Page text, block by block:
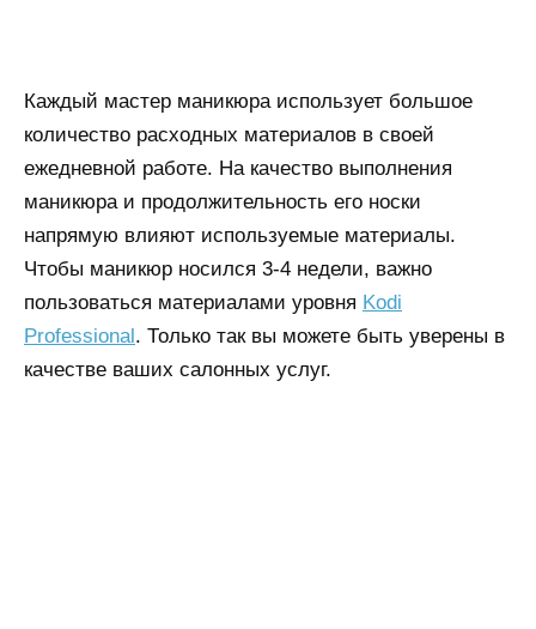
Каждый мастер маникюра использует большое
количество расходных материалов в своей
ежедневной работе. На качество выполнения
маникюра и продолжительность его носки
напрямую влияют используемые материалы.
Чтобы маникюр носился 3-4 недели, важно
пользоваться материалами уровня Kodi
Professional . Только так вы можете быть уверены в
качестве ваших салонных услуг.